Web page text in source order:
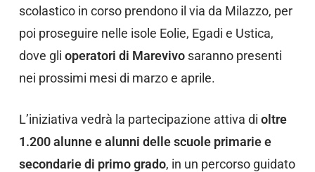
scolastico in corso prendono il via da Milazzo, per
poi proseguire nelle isole Eolie, Egadi e Ustica,
dove gli operatori di Marevivosaranno presenti
nei prossimi mesi di marzo e aprile.
L’iniziativa vedrà la partecipazione attiva di oltre
1.200 alunne e alunni delle scuole primariee
secondarie di primo grado, in un percorso guidato